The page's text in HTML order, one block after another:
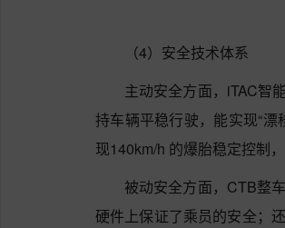
（4）安全技术体系
主动安全方面，iTAC智
持车辆平稳行驶，能实现“
现140km/h 的爆胎稳定控制
被动安全方面，CTB整
硬件上保证了乘员的安全；